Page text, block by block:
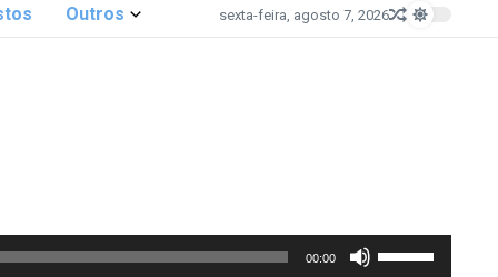
Outros sexta-feira, agosto 7, 2026
00:00